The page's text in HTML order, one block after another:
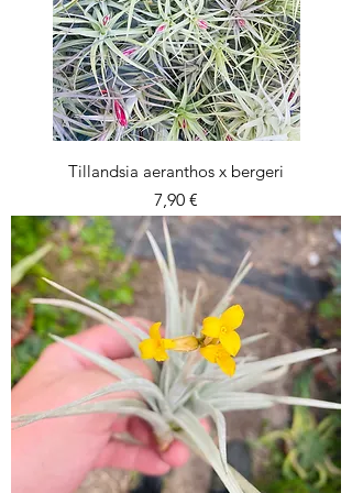
Tillandsia aeranthos x bergeri
Prix
7,90 €